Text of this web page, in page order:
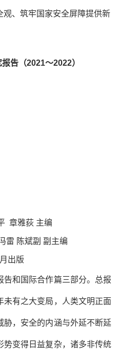
、筑牢国家安全屏障提供新
告（2021～2022）
章雅荻 主编
雷 陈斌副 副主编
月出版
告和国际合作篇三部分。总报
未有之大变局，人类文明正面
胁，安全的内涵与外延不断延
势变得日益复杂，诸多非传统